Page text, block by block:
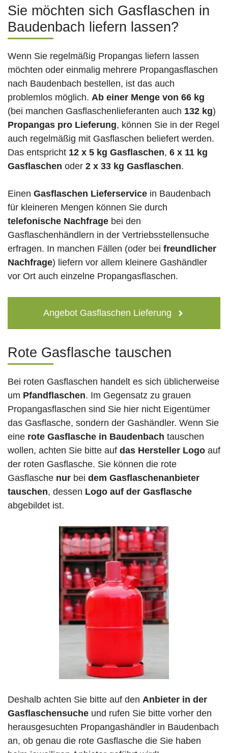
Sie möchten sich Gasflaschen in
Baudenbach liefern lassen?
Wenn Sie regelmäßig Propangas liefern lassen
möchten oder einmalig mehrere Propangasflaschen
nach Baudenbach bestellen, ist das auch
problemlos möglich. Ab einer Menge von 66 kg
(bei manchen Gasflaschenlieferanten auch 132 kg)
Propangas pro Lieferung, können Sie in der Regel
auch regelmäßig mit Gasflaschen beliefert werden.
Das entspricht 12 x 5 kg Gasflaschen, 6 x 11 kg
Gasflaschen oder 2 x 33 kg Gasflaschen.
Einen Gasflaschen Lieferservice in Baudenbach
für kleineren Mengen können Sie durch
telefonische Nachfrage bei den
Gasflaschenhändlern in der Vertriebsstellensuche
erfragen. In manchen Fällen (oder bei freundlicher
Nachfrage) liefern vor allem kleinere Gashändler
vor Ort auch einzelne Propangasflaschen.
Angebot Gasflaschen Lieferung
Rote Gasflasche tauschen
Bei roten Gasflaschen handelt es sich üblicherweise
um Pfandflaschen. Im Gegensatz zu grauen
Propangasflaschen sind Sie hier nicht Eigentümer
das Gasflasche, sondern der Gashändler. Wenn Sie
eine rote Gasflasche in Baudenbach tauschen
wollen, achten Sie bitte auf das Hersteller Logo auf
der roten Gasflasche. Sie können die rote
Gasflasche nur bei dem Gasflaschenanbieter
tauschen, dessen Logo auf der Gasflasche
abgebildet ist.
Deshalb achten Sie bitte auf den Anbieter in der
Gasflaschensuche und rufen Sie bitte vorher den
herausgesuchten Propangashändler in Baudenbach
an, ob genau die rote Gasflasche die Sie haben